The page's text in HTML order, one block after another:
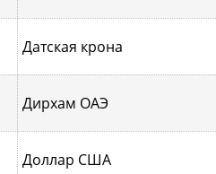
Датская крона
Дирхам ОАЭ
Доллар США